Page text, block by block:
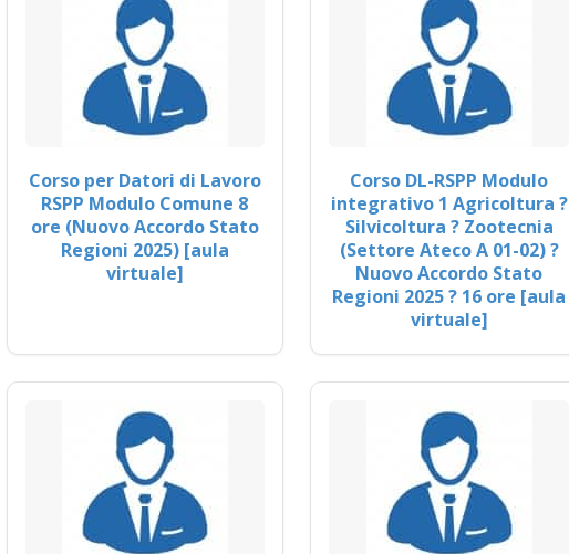
Corso per Datori di Lavoro
RSPP Modulo Comune 8
ore (Nuovo Accordo Stato
Regioni 2025) [aula
virtuale]
Corso DL-RSPP Modulo
integrativo 1 Agricoltura ?
Silvicoltura ? Zootecnia
(Settore Ateco A 01-02) ?
Nuovo Accordo Stato
Regioni 2025 ? 16 ore [aula
virtuale]